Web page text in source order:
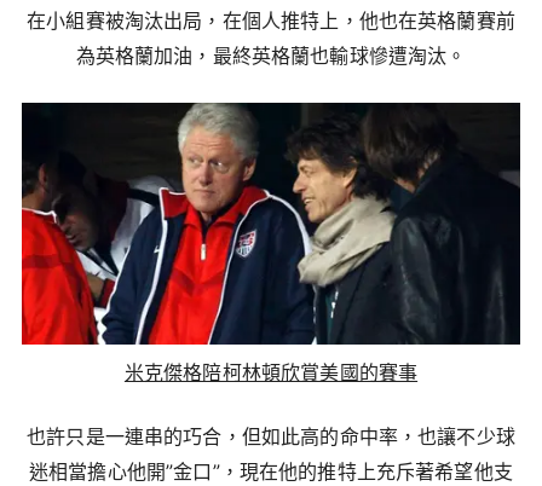
在小組賽被淘汰出局，在個人推特上，他也在英格蘭賽前
為英格蘭加油，最終英格蘭也輸球慘遭淘汰。
米克傑格陪柯林頓欣賞美國的賽事
也許只是一連串的巧合，但如此高的命中率，也讓不少球
迷相當擔心他開”金口”，現在他的推特上充斥著希望他支